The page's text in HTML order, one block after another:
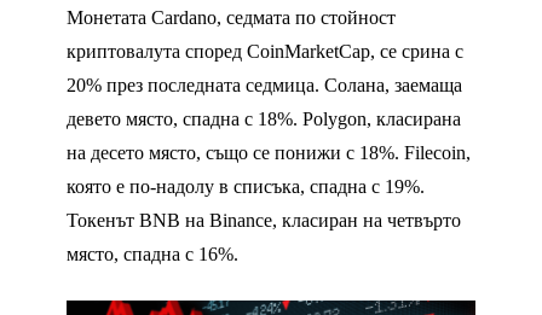
Монетата Cardano, седмата по стойност
криптовалута според CoinMarketCap, се срина с
20% през последната седмица. Солана, заемаща
девето място, спадна с 18%. Polygon, класирана
на десето място, също се понижи с 18%. Filecoin,
която е по-надолу в списъка, спадна с 19%.
Токенът BNB на Binance, класиран на четвърто
място, спадна с 16%.